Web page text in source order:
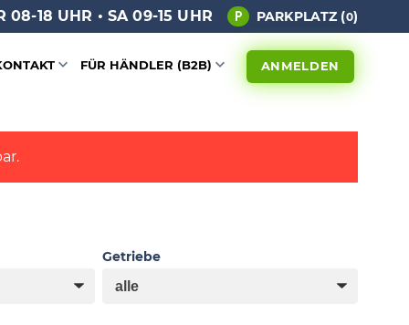
08-18 UHR • SA 09-15 UHR PARKPLATZ (0)
FÜR HÄNDLER (B2B) ANMELDEN
Getriebe